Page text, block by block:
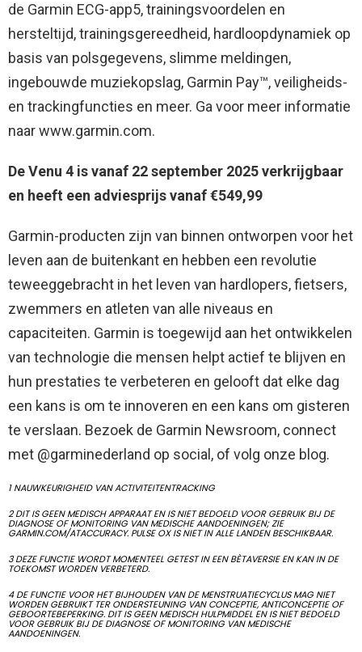
de Garmin ECG-app5, trainingsvoordelen en
hersteltijd, trainingsgereedheid, hardloopdynamiek op
basis van polsgegevens, slimme meldingen,
ingebouwde muziekopslag, Garmin Pay™, veiligheids-
en trackingfuncties en meer. Ga voor meer informatie
naar www.garmin.com.
De Venu 4 is vanaf 22 september 2025 verkrijgbaar
en heeft een adviesprijs vanaf €549,99
Garmin-producten zijn van binnen ontworpen voor het
leven aan de buitenkant en hebben een revolutie
teweeggebracht in het leven van hardlopers, fietsers,
zwemmers en atleten van alle niveaus en
capaciteiten. Garmin is toegewijd aan het ontwikkelen
van technologie die mensen helpt actief te blijven en
hun prestaties te verbeteren en gelooft dat elke dag
een kans is om te innoveren en een kans om gisteren
te verslaan. Bezoek de Garmin Newsroom, connect
met @garminederland op social, of volg onze blog.
1 NAUWKEURIGHEID VAN ACTIVITEITENTRACKING
2 DIT IS GEEN MEDISCH APPARAAT EN IS NIET BEDOELD VOOR GEBRUIK BIJ DE
DIAGNOSE OF MONITORING VAN MEDISCHE AANDOENINGEN; ZIE
GARMIN.COM/ATACCURACY. PULSE OX IS NIET IN ALLE LANDEN BESCHIKBAAR.
3 DEZE FUNCTIE WORDT MOMENTEEL GETEST IN EEN BÈTAVERSIE EN KAN IN DE
TOEKOMST WORDEN VERBETERD.
4 DE FUNCTIE VOOR HET BIJHOUDEN VAN DE MENSTRUATIECYCLUS MAG NIET
WORDEN GEBRUIKT TER ONDERSTEUNING VAN CONCEPTIE, ANTICONCEPTIE OF
GEBOORTEBEPERKING. DIT IS GEEN MEDISCH HULPMIDDEL EN IS NIET BEDOELD
VOOR GEBRUIK BIJ DE DIAGNOSE OF MONITORING VAN MEDISCHE
AANDOENINGEN.